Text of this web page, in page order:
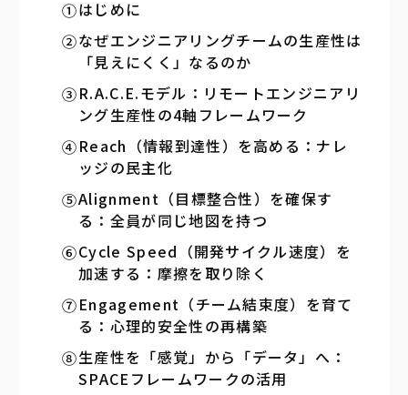
はじめに
なぜエンジニアリングチームの生産性は
「見えにくく」なるのか
R.A.C.E.モデル：リモートエンジニアリ
ング生産性の4軸フレームワーク
Reach（情報到達性）を高める：ナレ
ッジの民主化
Alignment（目標整合性）を確保す
る：全員が同じ地図を持つ
Cycle Speed（開発サイクル速度）を
加速する：摩擦を取り除く
Engagement（チーム結束度）を育て
る：心理的安全性の再構築
生産性を「感覚」から「データ」へ：
SPACEフレームワークの活用